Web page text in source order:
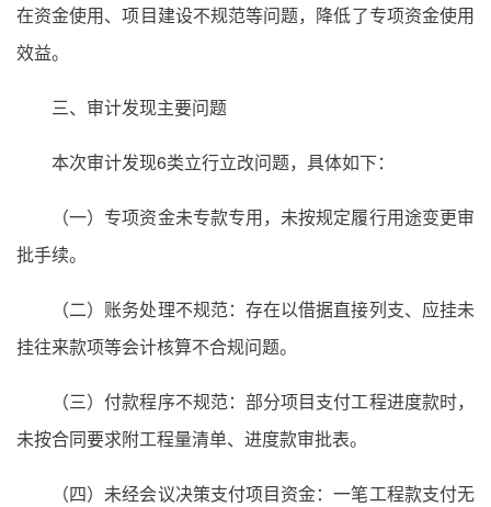
在资金使用、项目建设不规范等问题，降低了专项资金使用
效益。
三、审计发现主要问题
本次审计发现6类立行立改问题，具体如下：
（一）专项资金未专款专用，未按规定履行用途变更审
批手续。
（二）账务处理不规范：存在以借据直接列支、应挂未
挂往来款项等会计核算不合规问题。
（三）付款程序不规范：部分项目支付工程进度款时，
未按合同要求附工程量清单、进度款审批表。
（四）未经会议决策支付项目资金：一笔工程款支付无